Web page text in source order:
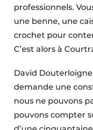
professionnels.
une benne, une
crochet pour
C’est alors à
David
demande une
nous ne pouvons
pouvons compter